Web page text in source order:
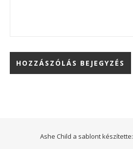
Ashe Child a sablont készítette: